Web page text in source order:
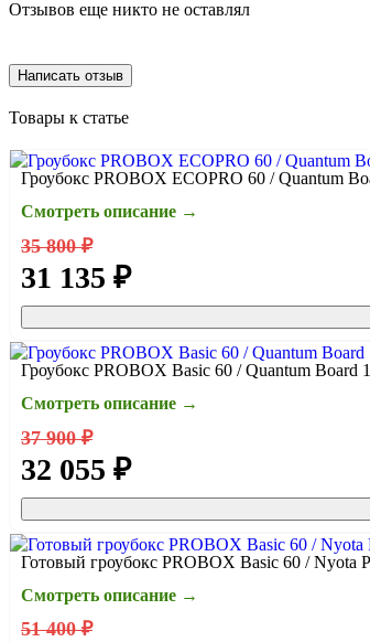
Отзывов еще никто не оставлял
Написать отзыв
Товары к статье
Гроубокс PROBOX ECOPRO 60 / Quantum
Смотреть описание →
35 800 ₽
31 135 ₽
Гроубокс PROBOX Basic 60 / Quantum
Смотреть описание →
37 900 ₽
32 055 ₽
Готовый гроубокс PROBOX Basic 60 / Nyota
Смотреть описание →
51 400 ₽